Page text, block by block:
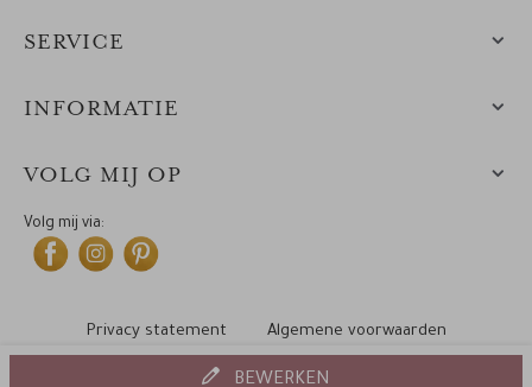
BEWERKEN
SERVICE
INFORMATIE
VOLG MIJ OP
Volg mij via:
Privacy statement
Algemene voorwaarden
Cookiebeleid
© 2010-2025 Leintjes